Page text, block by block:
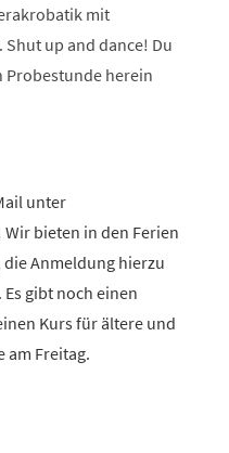
mit
up and dance! Du
Probestunde herein
unter
bieten in den Ferien
Anmeldung hierzu
gibt noch einen
Kurs für ältere und
Freitag.